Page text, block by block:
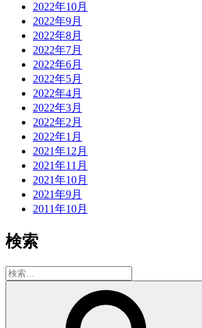
2022年10月
2022年9月
2022年8月
2022年7月
2022年6月
2022年5月
2022年4月
2022年3月
2022年2月
2022年1月
2021年12月
2021年11月
2021年10月
2021年9月
2011年10月
検索
検
索: